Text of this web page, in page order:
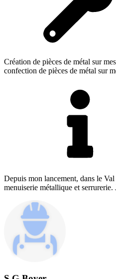
Création de pièces de métal sur
confection de pièces de métal sur
Depuis mon lancement, dans le
menuiserie métallique et serrurerie.